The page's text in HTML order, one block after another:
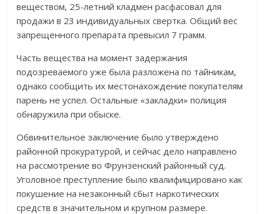
веществом, 25-летний кладмен расфасовал для
продажи в 23 индивидуальных свертка. Общий вес
запрещенного препарата превысил 7 грамм.
Часть вещества на момент задержания
подозреваемого уже была разложена по тайникам,
однако сообщить их местонахождение покупателям
парень не успел. Остальные «закладки» полиция
обнаружила при обыске.
Обвинительное заключение было утверждено
районной прокуратурой, и сейчас дело направлено
на рассмотрение во Фрунзенский районный суд.
Уголовное преступление было квалифицировано как
покушение на незаконный сбыт наркотических
средств в значительном и крупном размере.